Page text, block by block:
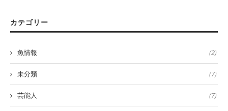
カテゴリー
魚情報 (2)
未分類 (7)
芸能人 (7)